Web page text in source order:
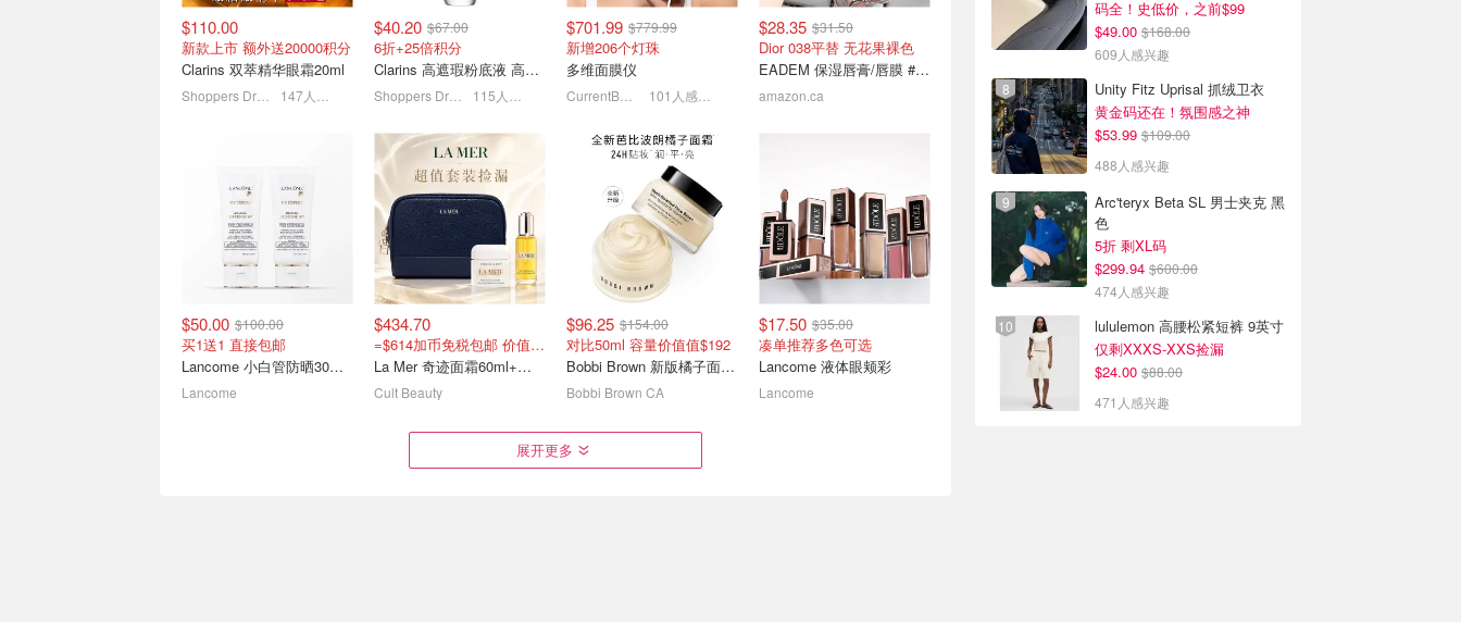
护发素$101
Moroccanoil 积分兑换 好礼
多多 专业级护发 你值得拥
有！
Dyson 限时降价！戴森神
机入手好时机
至高立减$250 空气净化风扇$650
$13.09$23.99
Conair 防打结气垫梳 常年
不降价
Diptyque 夏日限定上新🍋
天竺葵身体乳$67(HR$102)
$110.00
新款上市 额外送20000积分
Clarins 双萃精华眼霜20ml
Shoppers Drug Mart 147人感兴趣
$40.20 $67.00
6折+25倍积分
Clarins 高遮瑕粉底液 高遮瑕
Shoppers Drug Mart 115人感兴趣
$701.99 $779.99
新增206个灯珠
多维面膜仪
CurrentBody 101人感兴趣
$28.35 $31.50
Dior 038平替 无花果裸色
EADEM 保湿唇膏/唇膜 #Fig Sauce
amazon.ca
$50.00 $100.00
买1送1 直接包邮
Lancome 小白管防晒30mlx2支
Lancome
$434.70
=$614加币免税包邮 价值$920=6.6折+送包
La Mer 奇迹面霜60ml+精华油30ml+化妆包
Cult Beauty
$96.25 $154.00
对比50ml 容量价值值$192
Bobbi Brown 新版橘子面霜100ml
Bobbi Brown CA
$17.50 $35.00
凑单推荐多色可选
Lancome 液体眼颊彩
Lancome
展开更多
码全！史低价，之前$99
$49.00 $168.00
609人感兴趣
Unity Fitz Uprisal 抓绒卫衣
黄金码还在！氛围感之神
$53.99 $109.00
488人感兴趣
Arc'teryx Beta SL 男士夹克 黑
色
5折 剩XL码
$299.94 $600.00
474人感兴趣
lululemon 高腰松紧短裤 9英寸
仅剩XXXS-XXS捡漏
$24.00 $88.00
471人感兴趣